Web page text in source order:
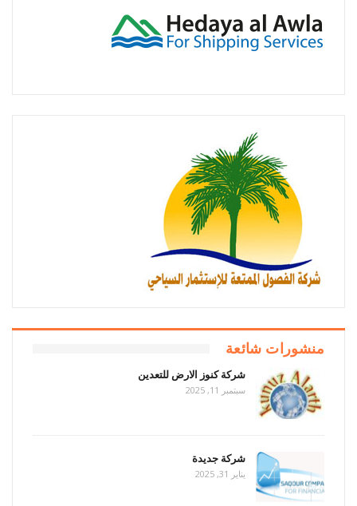
منشورات شائعة
شركة كنوز الارض للتعدين
سبتمبر 11, 2025
شركة جديدة
يناير 31, 2025